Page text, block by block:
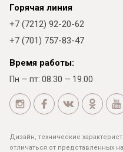
Горячая линия
+7 (7212) 92-20-62
+7 (701) 757-83-47
Время работы:
Пн — пт: 08.30 — 19.00
Дизайн, технические
отличаться от представленных